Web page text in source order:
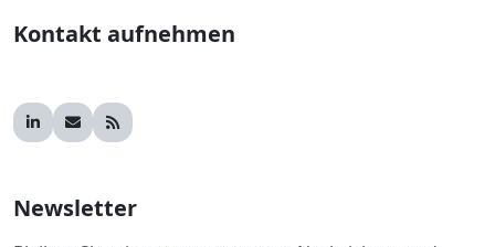
Kontakt aufnehmen
Newsletter